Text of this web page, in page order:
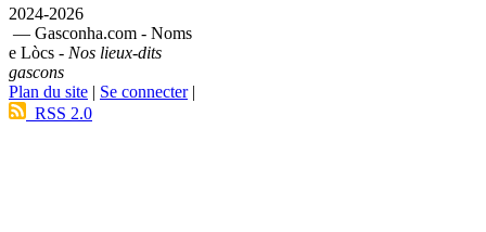
2024-2026
— Gasconha.com - Noms
e Lòcs - Nos lieux-dits
gascons
Plan du site | Se connecter|
RSS 2.0